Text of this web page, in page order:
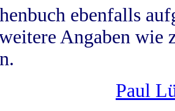
ebenfalls
Angaben wie
Paul